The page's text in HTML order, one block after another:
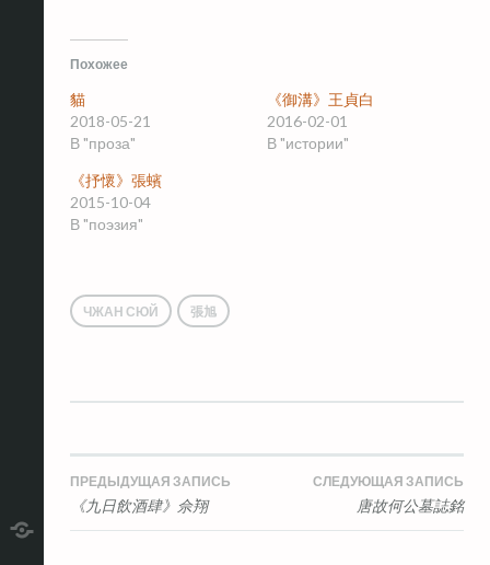
Похожее
貓
2018-05-21
В "проза"
《御溝》王貞白
2016-02-01
В "истории"
《抒懷》張蠙
2015-10-04
В "поэзия"
ЧЖАН СЮЙ 張旭
Навигация
по
ПРЕДЫДУЩАЯ ЗАПИСЬ
《九日飲酒肆》佘翔
СЛЕДУЮЩАЯ ЗАПИСЬ
唐故何公墓誌銘